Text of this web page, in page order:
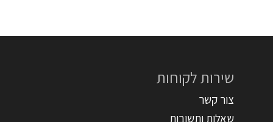
שירות לקוחות
צור קשר
שאלות ותשובות